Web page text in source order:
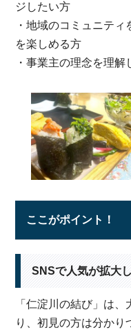
ジしたい方
・地域のコミュニテ
を楽しめる方
・事業主の理念を理
ここがポイント！
SNSで人気が拡大
「仁淀川の結び」は
り、初見の方は分かり